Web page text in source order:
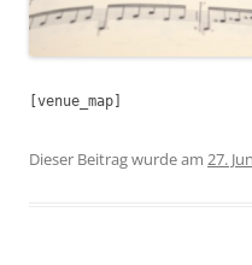
[venue_map]
Dieser Beitrag wurde am 27.